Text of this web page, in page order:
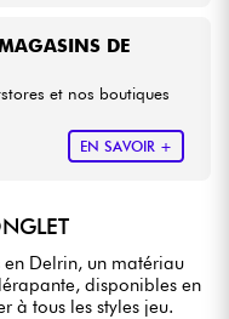
DE
et nos boutiques
EN SAVOIR +
en Delrin, un matériau
disponibles en
à tous les styles jeu.